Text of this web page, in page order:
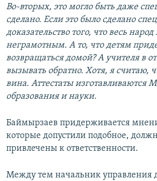
Во-вторых, это могло быть даже
сделано. Если это было сделано
доказательство того, что весь народ
неграмотным. А то, что детям
возвращаться домой? А учителя в
вызывать обратно. Хотя, я считаю,
вина. Аттестаты изготавливаются
образования и науки.
Баймырзаев придерживается
которые допустили подобное,
привлечены к ответственности.
Между тем начальник управления